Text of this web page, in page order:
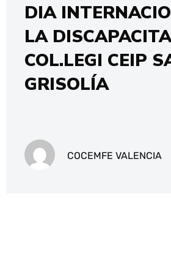
DIA
LA
COL.LEGI CEIP
GRISOLÍA
COCEMFE VALENCIA